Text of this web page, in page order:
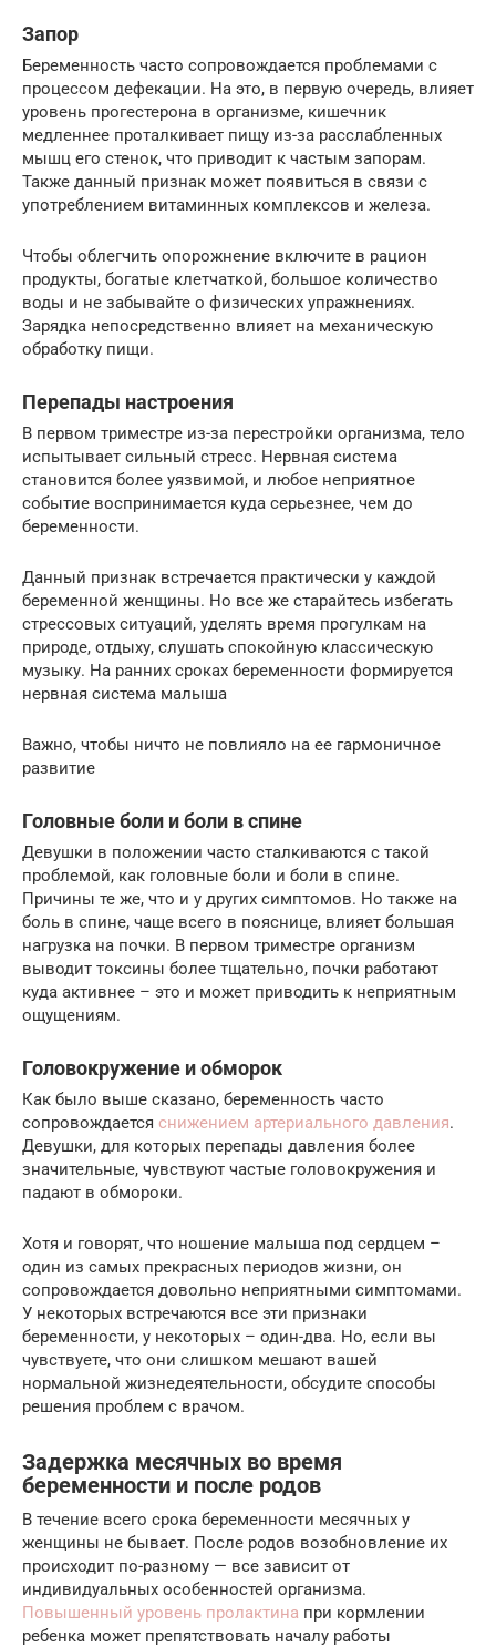
Запор
Беременность часто сопровождается проблемами с
процессом дефекации. На это, в первую очередь, влияет
уровень прогестерона в организме, кишечник
медленнее проталкивает пищу из-за расслабленных
мышц его стенок, что приводит к частым запорам.
Также данный признак может появиться в связи с
употреблением витаминных комплексов и железа.
Чтобы облегчить опорожнение включите в рацион
продукты, богатые клетчаткой, большое количество
воды и не забывайте о физических упражнениях.
Зарядка непосредственно влияет на механическую
обработку пищи.
Перепады настроения
В первом триместре из-за перестройки организма, тело
испытывает сильный стресс. Нервная система
становится более уязвимой, и любое неприятное
событие воспринимается куда серьезнее, чем до
беременности.
Данный признак встречается практически у каждой
беременной женщины. Но все же старайтесь избегать
стрессовых ситуаций, уделять время прогулкам на
природе, отдыху, слушать спокойную классическую
музыку. На ранних сроках беременности формируется
нервная система малыша
Важно, чтобы ничто не повлияло на ее гармоничное
развитие
Головные боли и боли в спине
Девушки в положении часто сталкиваются с такой
проблемой, как головные боли и боли в спине.
Причины те же, что и у других симптомов. Но также на
боль в спине, чаще всего в пояснице, влияет большая
нагрузка на почки. В первом триместре организм
выводит токсины более тщательно, почки работают
куда активнее – это и может приводить к неприятным
ощущениям.
Головокружение и обморок
Как было выше сказано, беременность часто
сопровождается снижением артериального давления.
Девушки, для которых перепады давления более
значительные, чувствуют частые головокружения и
падают в обмороки.
Хотя и говорят, что ношение малыша под сердцем –
один из самых прекрасных периодов жизни, он
сопровождается довольно неприятными симптомами.
У некоторых встречаются все эти признаки
беременности, у некоторых – один-два. Но, если вы
чувствуете, что они слишком мешают вашей
нормальной жизнедеятельности, обсудите способы
решения проблем с врачом.
Задержка месячных во время
беременности и после родов
В течение всего срока беременности месячных у
женщины не бывает. После родов возобновление их
происходит по-разному — все зависит от
индивидуальных особенностей организма.
Повышенный уровень пролактина при кормлении
ребенка может препятствовать началу работы